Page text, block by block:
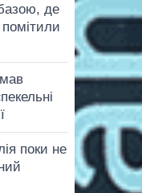
де
поки не